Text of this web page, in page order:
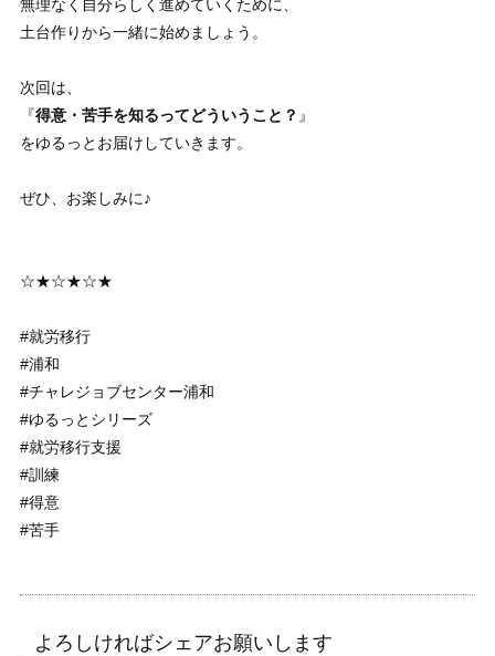
無理なく自分らしく進めていくために、
土台作りから一緒に始めましょう。
次回は、
『得意・苦手を知るってどういうこと？ 』
をゆるっとお届けしていきます。
ぜひ、お楽しみに♪
☆★☆★☆★
#就労移行
#浦和
#チャレジョブセンター浦和
#ゆるっとシリーズ
#就労移行支援
#訓練
#得意
#苦手
よろしければシェアお願いします